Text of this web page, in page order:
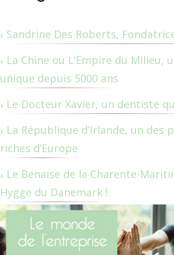
Sandrine Des Roberts,
La Chine ou L’Empire du Milieu,
unique depuis 5000 ans
Le Docteur Xavier, un dentiste
La République d’Irlande, un des
riches d’Europe
Le Benaise de la Charente-
Hygge du Danemark !